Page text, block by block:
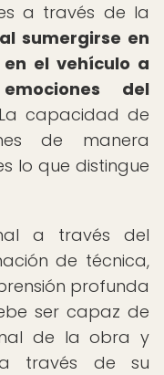
a través de la
sumergirse en
el vehículo a
del
La capacidad de
de manera
lo que distingue
a través del
de técnica,
profunda
ser capaz de
de la obra y
través de su